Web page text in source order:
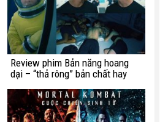
Review phim Bản năng hoang
dại – “thả rông” bản chất hay